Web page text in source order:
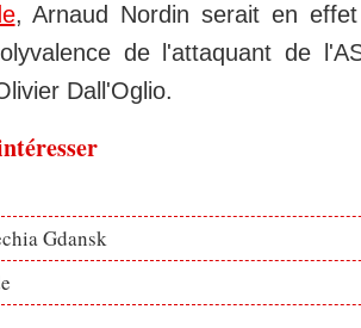
, Arnaud Nordin serait en
de l'attaquant de
Dall'Oglio.
Gdansk